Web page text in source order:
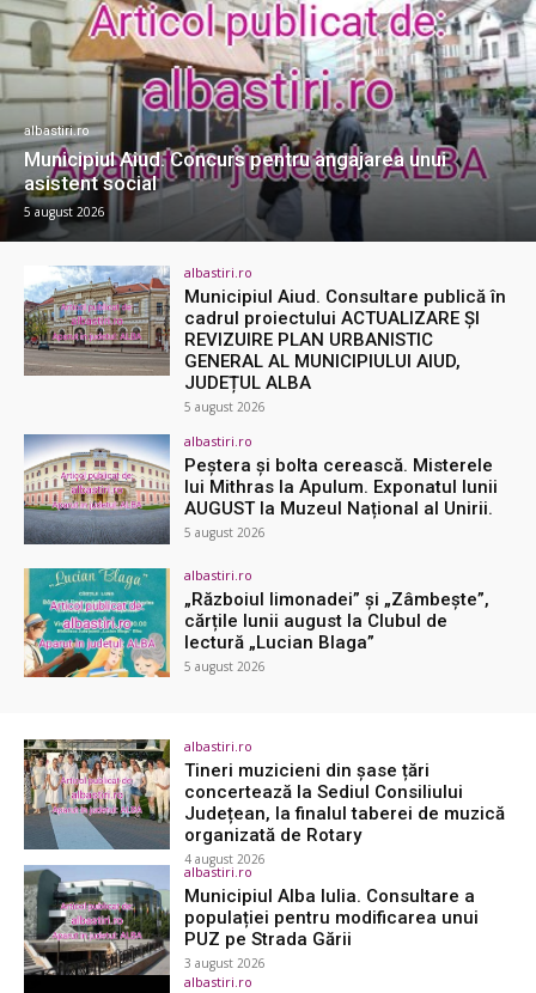
albastiri.ro
Municipiul Aiud. Concurs pentru angajarea unui
asistent social
5 august 2026
albastiri.ro
Municipiul Aiud. Consultare publică în
cadrul proiectului ACTUALIZARE ŞI
REVIZUIRE PLAN URBANISTIC
GENERAL AL MUNICIPIULUI AIUD,
JUDEȚUL ALBA
5 august 2026
albastiri.ro
Peștera și bolta cerească. Misterele
lui Mithras la Apulum. Exponatul lunii
AUGUST la Muzeul Național al Unirii.
5 august 2026
albastiri.ro
„Războiul limonadei” și „Zâmbește”,
cărțile lunii august la Clubul de
lectură „Lucian Blaga”
5 august 2026
albastiri.ro
Tineri muzicieni din șase țări
concertează la Sediul Consiliului
Județean, la finalul taberei de muzică
organizată de Rotary
4 august 2026
albastiri.ro
Municipiul Alba Iulia. Consultare a
populației pentru modificarea unui
PUZ pe Strada Gării
3 august 2026
albastiri.ro